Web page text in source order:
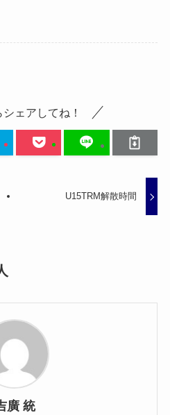
ェアしてね！
U15TRM解散時間
廣 統